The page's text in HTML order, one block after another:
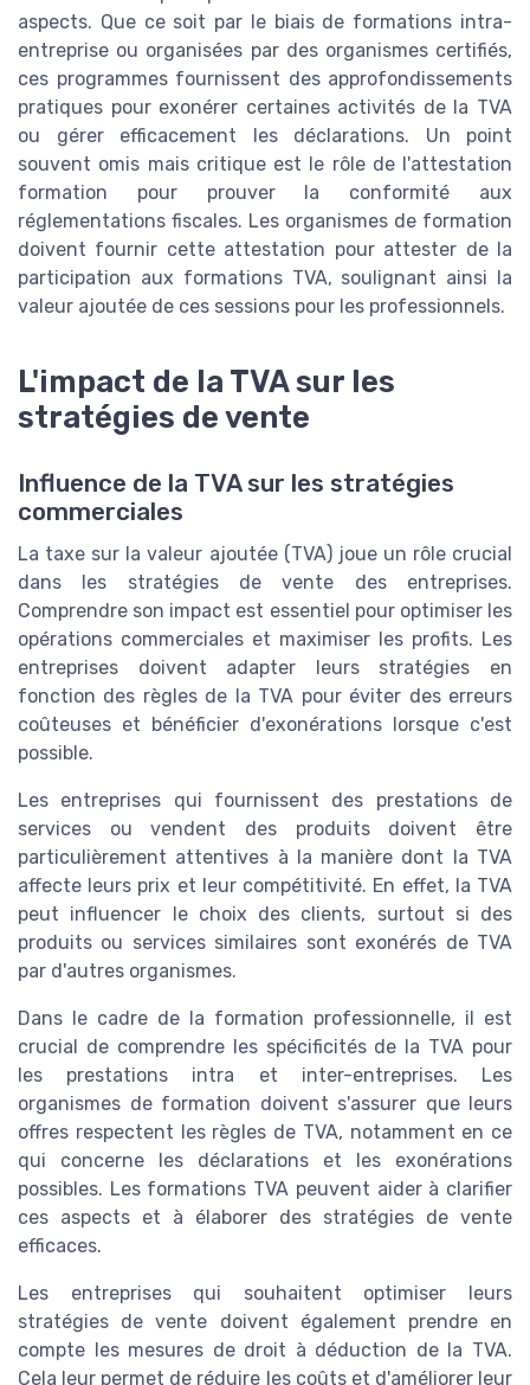
aspects. Que ce soit par le biais de formations intra-
entreprise ou organisées par des organismes certifiés,
ces programmes fournissent des approfondissements
pratiques pour exonérer certaines activités de la TVA
ou gérer efficacement les déclarations. Un point
souvent omis mais critique est le rôle de l'attestation
formation pour prouver la conformité aux
réglementations fiscales. Les organismes de formation
doivent fournir cette attestation pour attester de la
participation aux formations TVA, soulignant ainsi la
valeur ajoutée de ces sessions pour les professionnels.
L'impact de la TVA sur les
stratégies de vente
Influence de la TVA sur les stratégies
commerciales
La taxe sur la valeur ajoutée (TVA) joue un rôle crucial
dans les stratégies de vente des entreprises.
Comprendre son impact est essentiel pour optimiser les
opérations commerciales et maximiser les profits. Les
entreprises doivent adapter leurs stratégies en
fonction des règles de la TVA pour éviter des erreurs
coûteuses et bénéficier d'exonérations lorsque c'est
possible.
Les entreprises qui fournissent des prestations de
services ou vendent des produits doivent être
particulièrement attentives à la manière dont la TVA
affecte leurs prix et leur compétitivité. En effet, la TVA
peut influencer le choix des clients, surtout si des
produits ou services similaires sont exonérés de TVA
par d'autres organismes.
Dans le cadre de la formation professionnelle, il est
crucial de comprendre les spécificités de la TVA pour
les prestations intra et inter-entreprises. Les
organismes de formation doivent s'assurer que leurs
offres respectent les règles de TVA, notamment en ce
qui concerne les déclarations et les exonérations
possibles. Les formations TVA peuvent aider à clarifier
ces aspects et à élaborer des stratégies de vente
efficaces.
Les entreprises qui souhaitent optimiser leurs
stratégies de vente doivent également prendre en
compte les mesures de droit à déduction de la TVA.
Cela leur permet de réduire les coûts et d'améliorer leur